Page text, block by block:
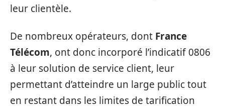
leur clientèle.
De nombreux opérateurs, dont France
Télécom, ont donc incorporé l’indicatif 0806
à leur solution de service client, leur
permettant d’atteindre un large public tout
en restant dans les limites de tarification